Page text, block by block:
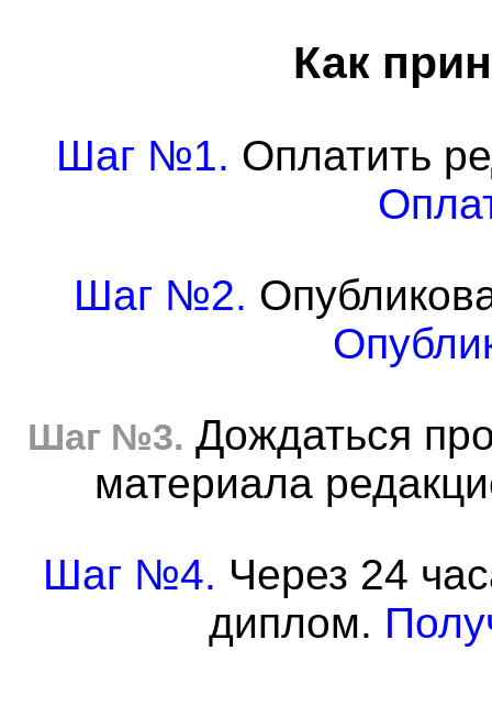
Как
Шаг №1. Оплатить
Шаг №2.
Шаг №3. Дождаться
материала
Шаг №4. Через 24
диплом.